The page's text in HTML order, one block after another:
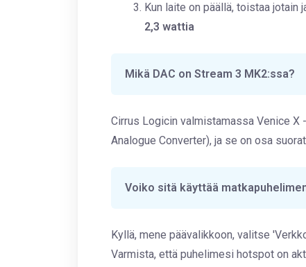
Kun laite on päällä, toistaa jotain
2,3 wattia
Mikä DAC on Stream 3 MK2:ssa?
Cirrus Logicin valmistamassa Venice
Analogue Converter), ja se on osa
Voiko sitä käyttää
Kyllä, mene päävalikkoon, valitse
Varmista, että puhelimesi hotspot on